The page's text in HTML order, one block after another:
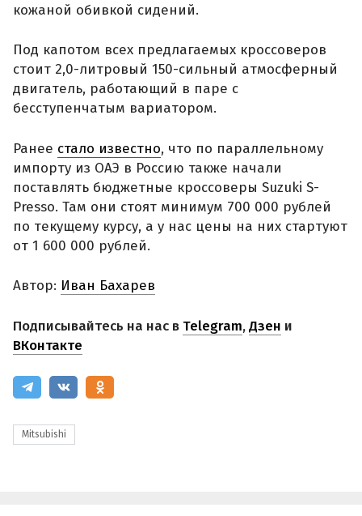
кожаной обивкой сидений.
Под капотом всех предлагаемых кроссоверов
стоит 2,0-литровый 150-сильный атмосферный
двигатель, работающий в паре с
бесступенчатым вариатором.
Ранее стало известно, что по параллельному
импорту из ОАЭ в Россию также начали
поставлять бюджетные кроссоверы Suzuki S-
Presso. Там они стоят минимум 700 000 рублей
по текущему курсу, а у нас цены на них стартуют
от 1 600 000 рублей.
Автор: Иван Бахарев
Подписывайтесь на нас в Telegram,Дзен и
ВКонтакте
Mitsubishi